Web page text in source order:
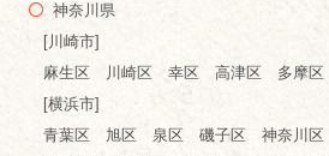
神奈川県
[川崎市]
麻生区 川崎区 幸区 高津区 多摩
[横浜市]
青葉区 旭区 泉区 磯子区 神奈川